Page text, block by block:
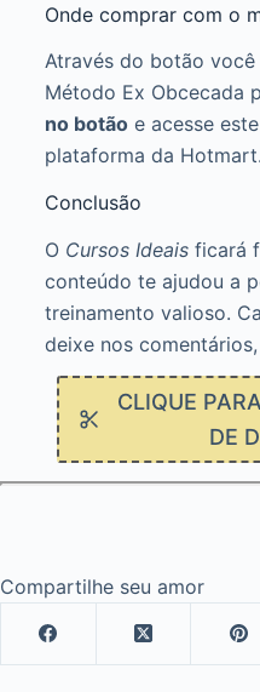
Onde comprar com o
Através do botão
Método Ex Obcecada
no botãoe acesse
plataforma da Hotmart.
Conclusão
O Cursos Ideaisficará
conteúdo te ajudou a
treinamento valioso.
deixe nos
CLIQUE
DE
Compartilhe seu amor